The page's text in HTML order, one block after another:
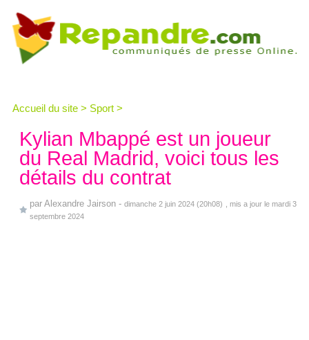
Accueil du site > Sport >
Kylian Mbappé est un joueur
du Real Madrid, voici tous les
détails du contrat
par Alexandre Jairson - dimanche 2 juin 2024 (20h08)
, mis a jour le mardi 3
septembre 2024